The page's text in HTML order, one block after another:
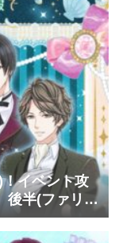
イベント攻
後半(ファリ